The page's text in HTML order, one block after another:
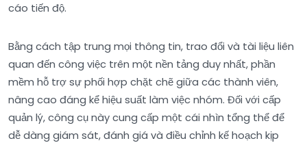
cáo tiến độ.
Bằng cách tập trung mọi thông tin, trao đổi và tài liệu liên
quan đến công việc trên một nền tảng duy nhất, phần
mềm hỗ trợ sự phối hợp chặt chẽ giữa các thành viên,
nâng cao đáng kể hiệu suất làm việc nhóm. Đối với cấp
quản lý, công cụ này cung cấp một cái nhìn tổng thể để
dễ dàng giám sát, đánh giá và điều chỉnh kế hoạch kịp